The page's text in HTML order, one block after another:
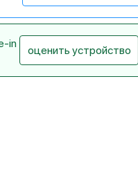
in
оценить устройство